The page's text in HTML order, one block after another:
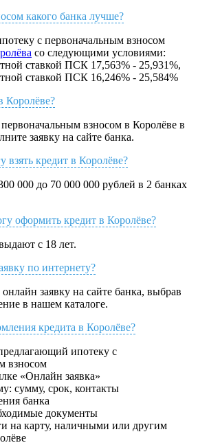
какого банка лучше?
с первоначальным взносом
со следующими условиями:
ставкой ПСК 17,563% - 25,931%,
ставкой ПСК 16,246% - 25,584%
Королёве?
взносом в Королёве в
заявку на сайте банка.
кредит в Королёве?
000 до 70 000 000 рублей в 2 банках
оформить кредит в Королёве?
с 18 лет.
по интернету?
заявку на сайте банка, выбрав
в нашем каталоге.
кредита в Королёве?
ипотеку с
взносом
«Онлайн заявка»
сумму, срок, контакты
банка
документы
на карту, наличными или другим